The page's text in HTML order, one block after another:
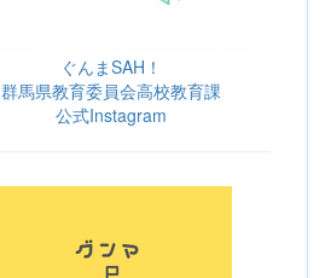
ぐんまSAH！
群馬県教育委員会高校教育課
公式Instagram